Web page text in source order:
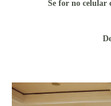
Se for no celular